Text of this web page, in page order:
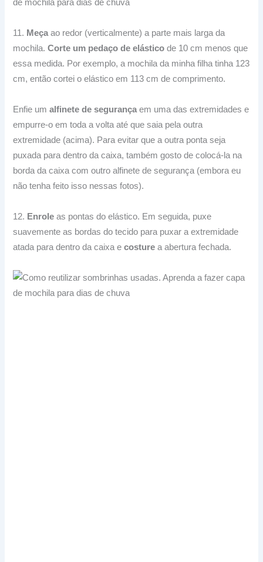
11. Meça ao redor (verticalmente) a parte mais larga da
mochila.Corte um pedaço de elástico de 10 cm menos que
essa medida. Por exemplo, a mochila da minha filha tinha 123
cm, então cortei o elástico em 113 cm de comprimento.
Enfie umalfinete de segurança em uma das extremidades e
empurre-o em toda a volta até que saia pela outra
extremidade (acima). Para evitar que a outra ponta seja
puxada para dentro da caixa, também gosto de colocá-la na
borda da caixa com outro alfinete de segurança (embora eu
não tenha feito isso nessas fotos).
12. Enrole as pontas do elástico. Em seguida, puxe
suavemente as bordas do tecido para puxar a extremidade
atada para dentro da caixa ecosture a abertura fechada.